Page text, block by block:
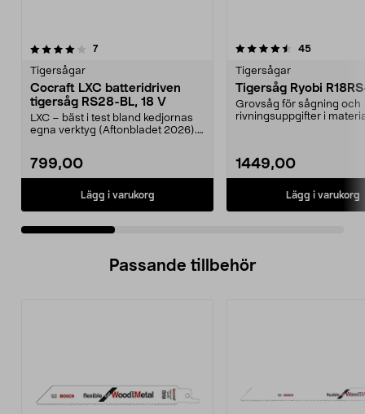
7recensioner
Tigersågar
Cocraft LXC batteridriven
tigersåg RS28-BL, 18 V
LXC – bäst i test bland kedjornas
egna verktyg (Aftonbladet 2026).
799,00
Lägg i varukorg
4.5 av 5 stjärnor 45recensioner
Tigersågar
Tigersåg Ryobi
Grovsåg för sågning och
rivningsuppgifter i
1449,00
Lägg i varukorg
4.5 av 5 stjärnor
Passande tillbehör